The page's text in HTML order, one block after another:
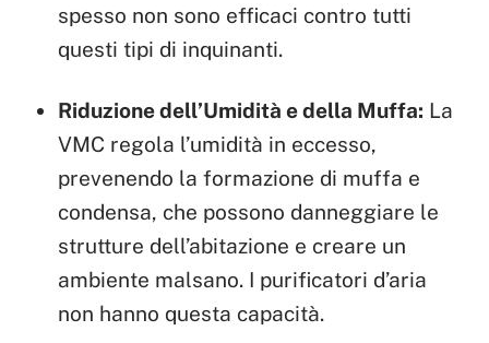
spesso non sono efficaci contro tutti
questi tipi di inquinanti.
Riduzione dell’Umidità e della Muffa: La
VMC regola l’umidità in eccesso,
prevenendo la formazione di muffa e
condensa, che possono danneggiare le
strutture dell’abitazione e creare un
ambiente malsano. I purificatori d’aria
non hanno questa capacità.